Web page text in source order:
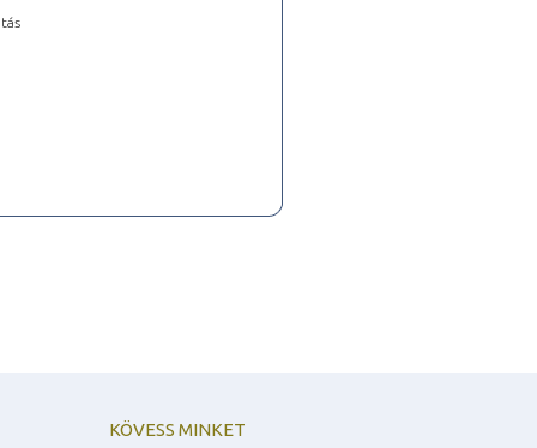
KÖVESS MINKET